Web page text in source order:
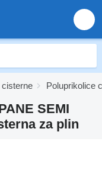
cisterne Poluprikolice
SEMI
za plin